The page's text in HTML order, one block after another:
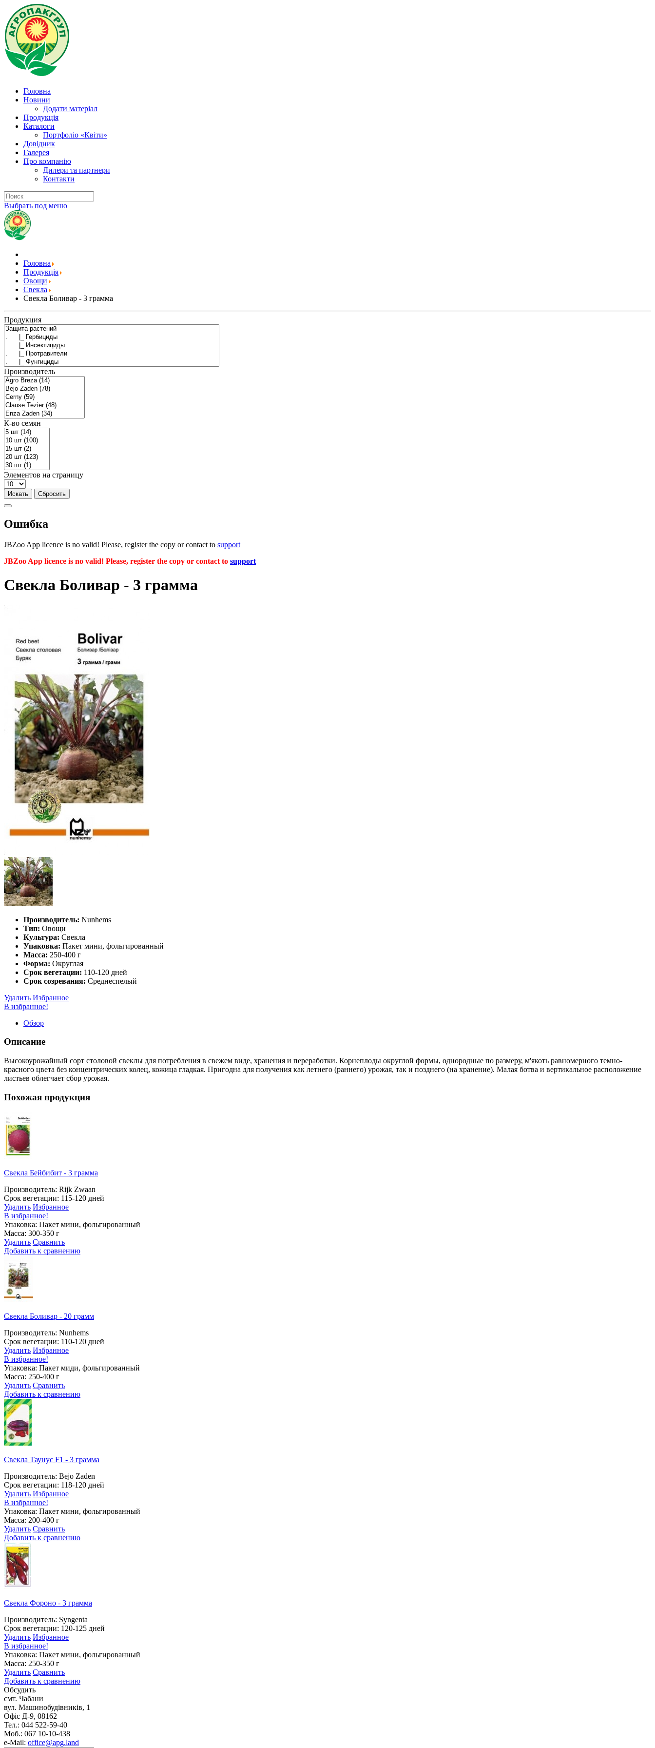
Головна
Новини
Додати матеріал
Продукція
Каталоги
Портфоліо «Квіти»
Довідник
Галерея
Про компанію
Дилери та партнери
Контакти
Выбрать под меню
Головна
Продукція
Овощи
Свекла
Свекла Боливар - 3 грамма
Продукция
Производитель
К-во семян
Элементов на страницу
Ошибка
JBZoo App licence is no valid! Please, register the copy or contact to support
JBZoo App licence is no valid! Please, register the copy or contact to support
Свекла Боливар - 3 грамма
Производитель: Nunhems
Тип: Овощи
Культура: Свекла
Упаковка: Пакет мини, фольгированный
Масса: 250-400 г
Форма: Округлая
Срок вегетации: 110-120 дней
Срок созревания: Среднеспелый
Удалить Избранное
В избранное!
Обзор
Описание
Высокоурожайный сорт столовой свеклы для потребления в свежем виде, хранения и переработки. Корнеплоды округлой формы, однородные по размеру, м'якоть равномерного темно-
красного цвета без концентрических колец, кожица гладкая. Пригодна для получения как летнего (раннего) урожая, так и позднего (на хранение). Малая ботва и вертикальное расположение
листьев облегчает сбор урожая.
Похожая продукция
Свекла Бейбибит - 3 грамма
Производитель: Rijk Zwaan
Срок вегетации: 115-120 дней
Удалить Избранное
В избранное!
Упаковка: Пакет мини, фольгированный
Масса: 300-350 г
Удалить Сравнить
Добавить к сравнению
Свекла Боливар - 20 грамм
Производитель: Nunhems
Срок вегетации: 110-120 дней
Удалить Избранное
В избранное!
Упаковка: Пакет миди, фольгированный
Масса: 250-400 г
Удалить Сравнить
Добавить к сравнению
Свекла Таунус F1 - 3 грамма
Производитель: Bejo Zaden
Срок вегетации: 118-120 дней
Удалить Избранное
В избранное!
Упаковка: Пакет мини, фольгированный
Масса: 200-400 г
Удалить Сравнить
Добавить к сравнению
Свекла Фороно - 3 грамма
Производитель: Syngenta
Срок вегетации: 120-125 дней
Удалить Избранное
В избранное!
Упаковка: Пакет мини, фольгированный
Масса: 250-350 г
Удалить Сравнить
Добавить к сравнению
Обсудить
смт. Чабани
вул. Машинобудівників, 1
Офіс Д-9, 08162
Тел.: 044 522-59-40
Моб.: 067 10-10-438
e-Mail: office@apg.land